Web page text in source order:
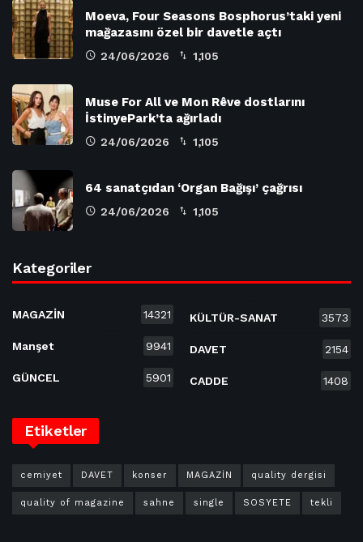
Moeva, Four Seasons Bosphorus’taki yeni
mağazasını özel bir davetle açtı
24/06/2026 1,105
Muse For All ve Mon Rêve dostlarını
İstinyePark’ta ağırladı
24/06/2026 1,105
64 sanatçıdan ‘Organ Bağışı’ çağrısı
24/06/2026 1,105
Kategoriler
MAGAZİN 14321
Manşet 9941
GÜNCEL 5901
KÜLTÜR-SANAT 3573
DAVET 2154
CADDE 1408
Etiketler
cemiyet DAVET konser MAGAZİN quality dergisi
quality of magazine sahne single SOSYETE tekli